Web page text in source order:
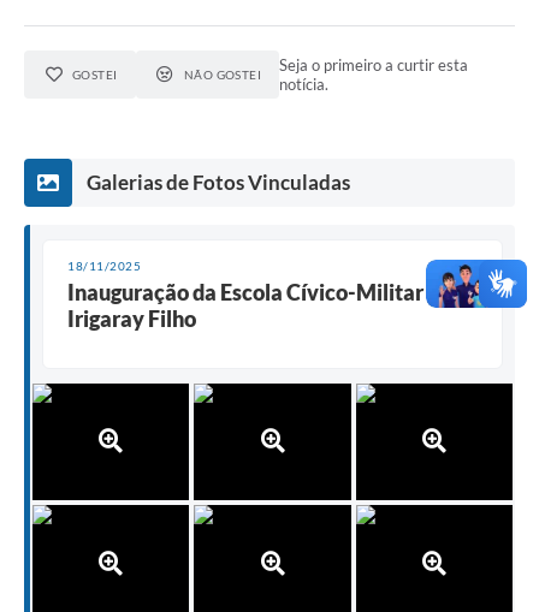
GOSTEI NÃO GOSTEI
Seja o primeiro a curtir esta
notícia.
Galerias de Fotos Vinculadas
18/11/2025
Inauguração da Escola Cívico-Militar Carlos
Irigaray Filho